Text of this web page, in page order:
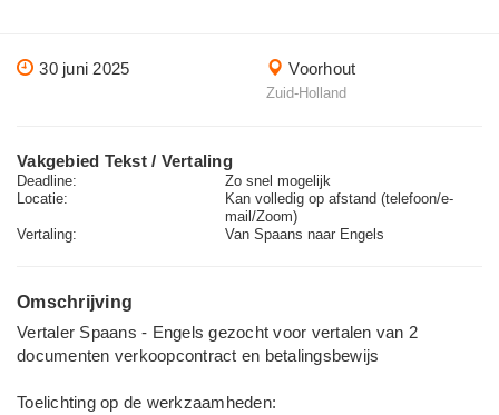
30 juni 2025 Voorhout
Zuid-Holland
Vakgebied Tekst / Vertaling
Deadline:
Zo snel mogelijk
Locatie:
Kan volledig op afstand (telefoon/e-
mail/Zoom)
Vertaling:
Van Spaans naar Engels
Omschrijving
Vertaler Spaans - Engels gezocht voor vertalen van 2
documenten verkoopcontract en betalingsbewijs
Toelichting op de werkzaamheden: